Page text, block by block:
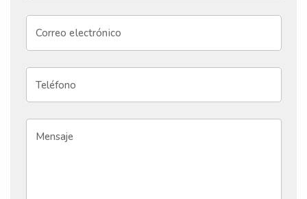
Correo electrónico
Teléfono
Mensaje